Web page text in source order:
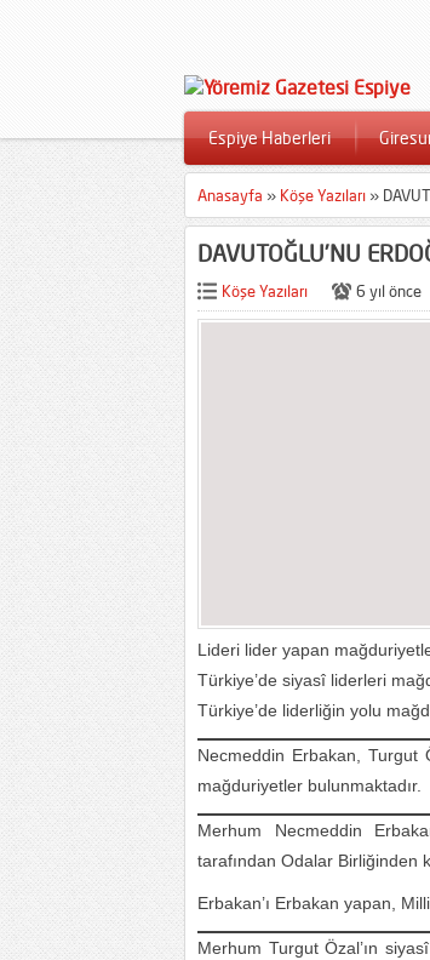
Espiye Haberleri
Anasayfa » Köşe Yazıları »
DAVUTOĞLU’NU
Köşe Yazıları 6 yıl önce
Lideri lider yapan
Türkiye’de siyasî liderleri
Türkiye’de liderliğin yolu
Necmeddin Erbakan, Turgut
mağduriyetler bulunmaktadır.
Merhum Necmeddin
tarafından Odalar Birliğinden
Erbakan’ı Erbakan yapan,
Merhum Turgut Özal’ın